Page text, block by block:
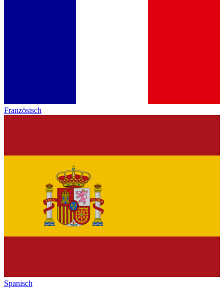
Französisch
Spanisch